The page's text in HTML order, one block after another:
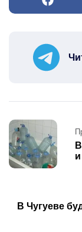
Post
navigation
В Чугуеве